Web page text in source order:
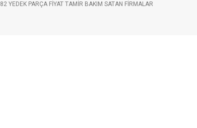
YEDEK PARÇA FIYAT TAMIR BAKIM SATAN FIRMALAR